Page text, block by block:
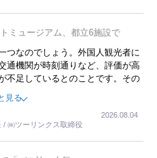
ミュージアム、都立6施設で
つなのでしょう。外国人観光者に
通機関が時刻通りなど、評価が高
不足しているとのことです。その
イベントが行われれば、日本人に
えるでしょうね。
見る
/ ㈱ツーリンクス取締役
2026.08.04